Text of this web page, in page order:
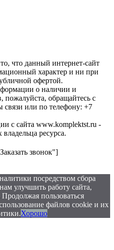
что данный интернет-сайт
характер и ни при
офертой.
о наличии и
пожалуйста, обращайтесь с
или по телефону: +7
с сайта www.komplektst.ru -
ресурса.
звонок"]
посредством сбора
улучшить работу сайта,
пользоваться
файлов cookie и их
Хорошо